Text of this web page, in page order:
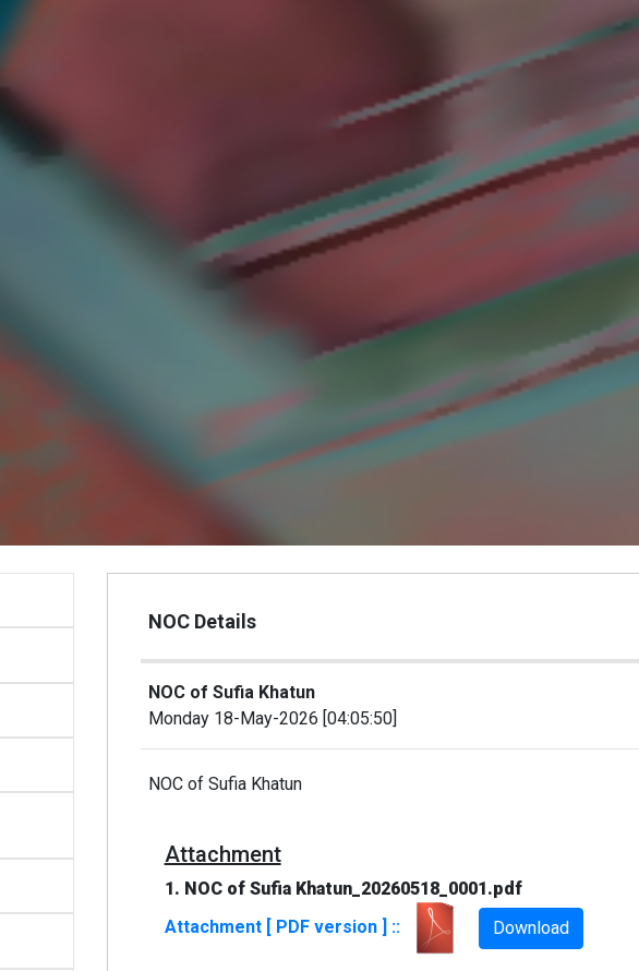
NOC Details
NOC of Sufia Khatun
Monday 18-May-2026 [04:05:50]
NOC of Sufia Khatun
Attachment
1. NOC of Sufia Khatun_20260518_0001.pdf
Attachment [ PDF version ] ::
Download